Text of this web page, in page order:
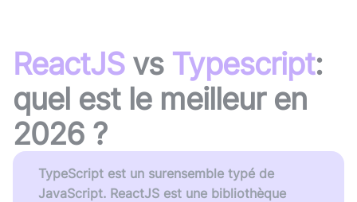
ReactJSvs Typescript:
quel est le meilleur en
2026 ?
TypeScript est un surensemble typé de
JavaScript. ReactJS est une bibliothèque